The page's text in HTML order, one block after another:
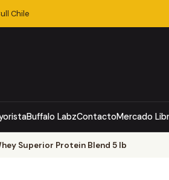
Buffalo LabzContactoMercado
Chile
Superior Protein Blend 5 lb